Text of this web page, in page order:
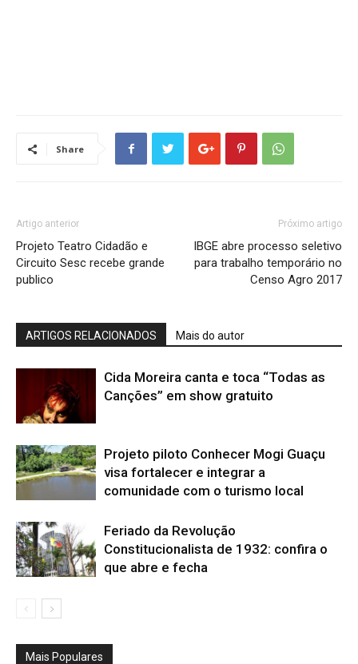
Share
Artigo anterior
Projeto Teatro Cidadão e
Circuito Sesc recebe grande
publico
Próximo artigo
IBGE abre processo seletivo
para trabalho temporário no
Censo Agro 2017
ARTIGOS RELACIONADOS Mais do autor
Cida Moreira canta e toca “Todas as
Canções” em show gratuito
Projeto piloto Conhecer Mogi Guaçu
visa fortalecer e integrar a
comunidade com o turismo local
Feriado da Revolução
Constitucionalista de 1932: confira o
que abre e fecha
Mais Populares